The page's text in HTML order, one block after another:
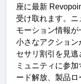
座に最新
受け取れます。
モーション情報
小さなアクション
セサリ割引を見逃
ミュニティに参
ード解放、製品